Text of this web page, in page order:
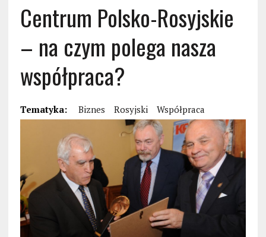
Centrum Polsko-Rosyjskie
– na czym polega nasza
współpraca?
Tematyka: Biznes Rosyjski Współpraca